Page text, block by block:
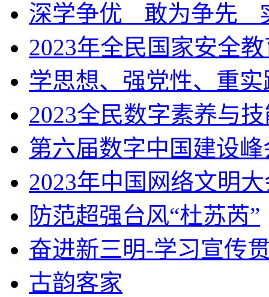
深学争优ㅤ敢为争先ㅤ
2023年全民国家安全
学思想、强党性、重
2023全民数字素养与
第六届数字中国建设峰
2023年中国网络文明
防范超强台风“杜苏芮”
奋进新三明-学习宣传
古韵客家